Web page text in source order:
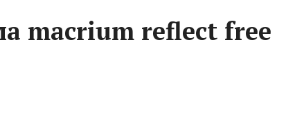
macrium reflect free